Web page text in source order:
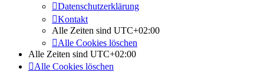
Datenschutzerklärung
Kontakt
Alle Zeiten sind UTC+02:00
Alle Cookies löschen
Alle Zeiten sind UTC+02:00
Alle Cookies löschen